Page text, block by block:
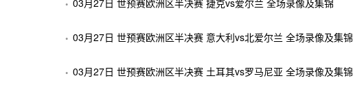
03月27日 世预赛欧洲区半决赛 捷克vs爱尔兰 全场录像及集锦
03月27日 世预赛欧洲区半决赛 意大利vs北爱尔兰 全场录像及集锦
03月27日 世预赛欧洲区半决赛 土耳其vs罗马尼亚 全场录像及集锦